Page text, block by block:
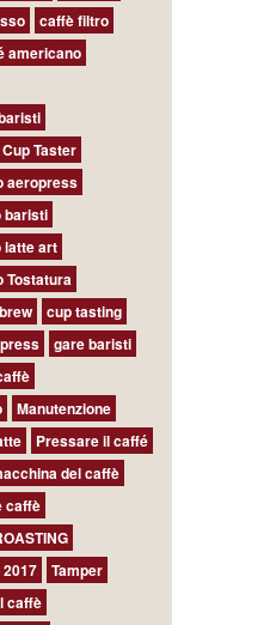
caffè filtro
americano
Taster
aeropress
baristi
latte art
Tostatura
cup tasting
gare baristi
Manutenzione
Pressare il caffé
del caffè
caffè
Tamper
caffè